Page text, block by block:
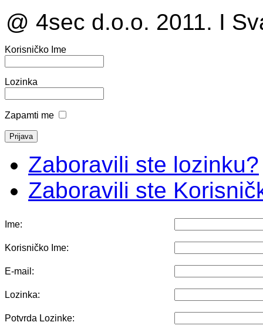
@ 4sec d.o.o. 2011. I
Korisničko Ime
Lozinka
Zapamti me
Zaboravili ste lozinku?
Zaboravili ste
Ime:
Korisničko Ime:
E-mail:
Lozinka:
Potvrda Lozinke: